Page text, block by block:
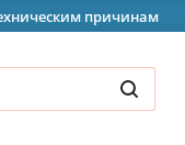
причинам